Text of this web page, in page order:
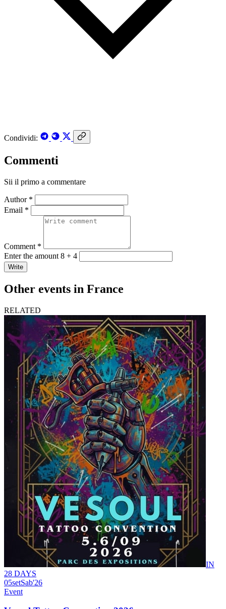
Condividi:
Commenti
Sii il primo a commentare
Author *
Email *
Comment *
Enter the amount 8 + 4
Write
Other events in France
RELATED
IN
28 DAYS
05setSab'26
Event